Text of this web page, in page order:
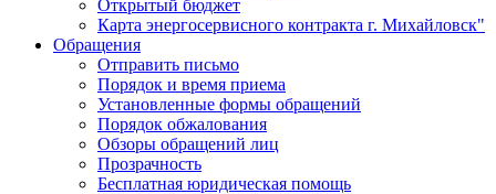
Открытый бюджет
Карта энергосервисного контракта г. Михайловск"
Обращения
Отправить письмо
Порядок и время приема
Установленные формы обращений
Порядок обжалования
Обзоры обращений лиц
Прозрачность
Бесплатная юридическая помощь